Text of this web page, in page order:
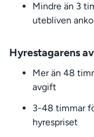
Mindre än 3
utebliven
Hyrestagarens
Mer än 48
avgift
3-48 timmar
hyrespriset